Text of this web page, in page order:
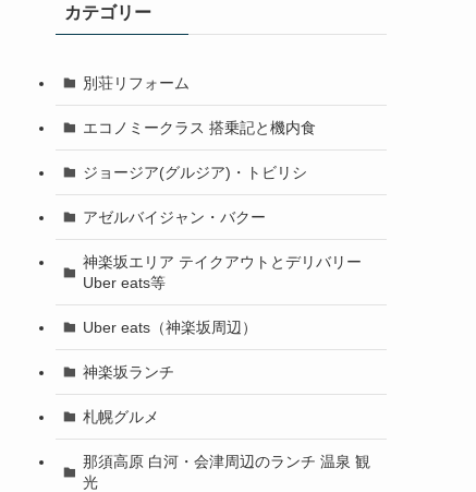
カテゴリー
別荘リフォーム
エコノミークラス 搭乗記と機内食
ジョージア(グルジア)・トビリシ
アゼルバイジャン・バクー
神楽坂エリア テイクアウトとデリバリー
Uber eats等
Uber eats（神楽坂周辺）
神楽坂ランチ
札幌グルメ
那須高原 白河・会津周辺のランチ 温泉 観
光